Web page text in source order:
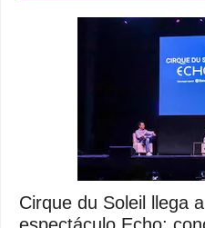
Cirque du Soleil llega